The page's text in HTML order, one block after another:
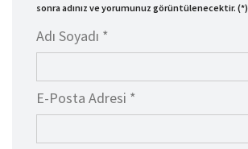
sonra adınız ve yorumunuz görüntülenecektir. (*)
Adı Soyadı *
E-Posta Adresi *